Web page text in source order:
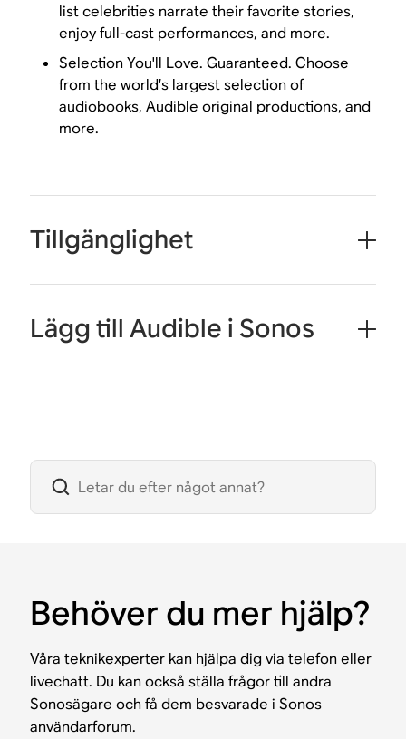
list celebrities narrate their favorite stories,
enjoy full-cast performances, and more.
Selection You'll Love. Guaranteed. Choose
from the world’s largest selection of
audiobooks, Audible original productions, and
more.
Tillgänglighet
Lägg till Audible i Sonos
Behöver du mer hjälp?
Våra teknikexperter kan hjälpa dig via telefon eller
livechatt. Du kan också ställa frågor till andra
Sonosägare och få dem besvarade i Sonos
användarforum.